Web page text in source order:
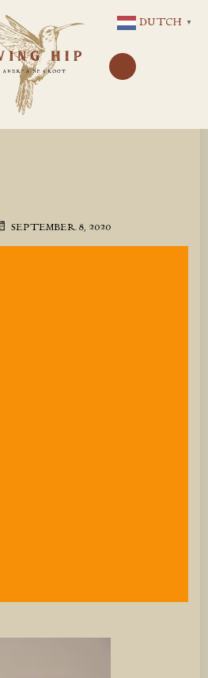
NAAR
DE
INHOUD
SEPTEMBER 8, 2020
DUTCH ▼